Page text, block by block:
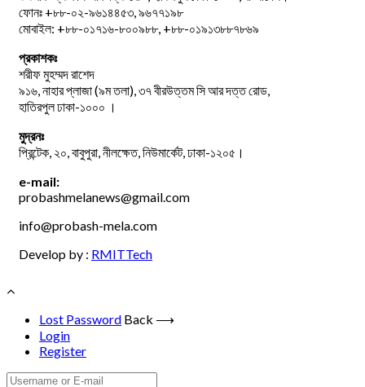
ফোনঃ +৮৮-০২-৯৬১৪৪৫৩, ৯৬৭৭১৯৮
মোবাইল: +৮৮-০১৭১৬-৮০০৯৮৮, +৮৮-০১৯১৩৮৮৭৮৬৯
প্রকাশকঃ
শরীফ মুহম্মদ রাশেদ
৯১৬, নাহার প্লাজা (৯ম তলা), ৩৭ বীরউত্তম সি আর দত্ত রোড,
হাতিরপুল ঢাকা-১০০০ ।
মুদ্রনঃ
প্রিন্টেক, ২০, বাবুপুরা, নীলক্ষেত, নিউমার্কেট, ঢাকা-১২০৫।
e-mail:
probashmelanews@gmail.com
info@probash-mela.com
Develop by : RMITTech
Lost Password Back ⟶
Login
Register